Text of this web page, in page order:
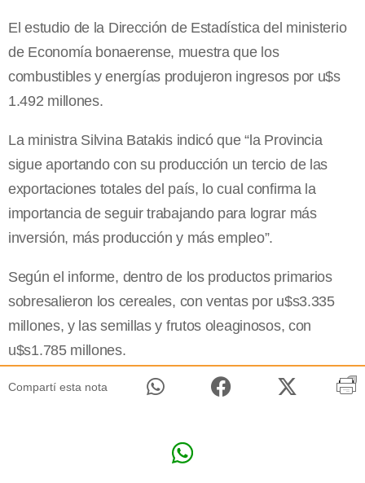
El estudio de la Dirección de Estadística del ministerio
de Economía bonaerense, muestra que los
combustibles y energías produjeron ingresos por u$s
1.492 millones.
La ministra Silvina Batakis indicó que “la Provincia
sigue aportando con su producción un tercio de las
exportaciones totales del país, lo cual confirma la
importancia de seguir trabajando para lograr más
inversión, más producción y más empleo”.
Según el informe, dentro de los productos primarios
sobresalieron los cereales, con ventas por u$s3.335
millones, y las semillas y frutos oleaginosos, con
u$s1.785 millones.
Compartí esta nota